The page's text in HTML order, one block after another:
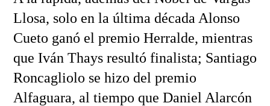
Llosa, solo en la última década Alonso
Cueto ganó el premio Herralde, mientras
que Iván Thays resultó finalista; Santiago
Roncagliolo se hizo del premio
Alfaguara, al tiempo que Daniel Alarcón